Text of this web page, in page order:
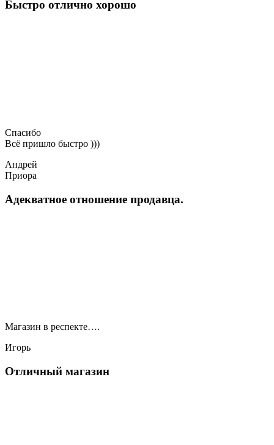
Быстро отлично хорошо
Спасибо
Всё пришло быстро )))
Андрей
Приора
Адекватное отношение продавца.
Магазин в респекте….
Игорь
Отличный магазин